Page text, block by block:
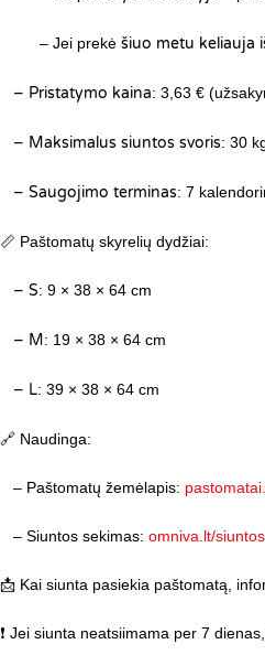
– Jei prekė šiuo metu keliauja
– Pristatymo kaina: 3,63 €
– Maksimalus siuntos svoris: 30
– Saugojimo terminas: 7
📏 Paštomatų skyrelių dydžiai:
– S: 9 × 38 × 64 cm
– M: 19 × 38 × 64 cm
– L: 39 × 38 × 64 cm
🔗 Naudinga:
– Paštomatų žemėlapis:
– Siuntos sekimas: omniva.lt/
📩 Kai siunta pasiekia paštomatą,
❗ Jei siunta neatsiimama per 7